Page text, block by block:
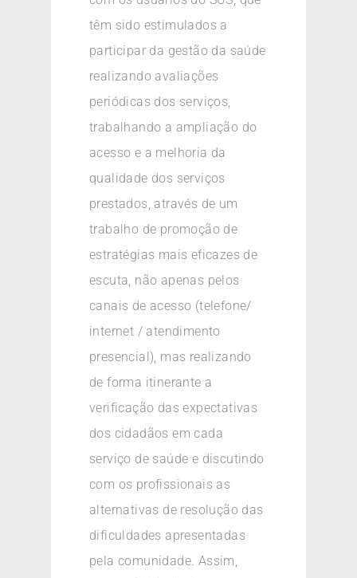
têm sido estimulados a
participar da gestão da saúde
realizando avaliações
periódicas dos serviços,
trabalhando a ampliação do
acesso e a melhoria da
qualidade dos serviços
prestados, através de um
trabalho de promoção de
estratégias mais eficazes de
escuta, não apenas pelos
canais de acesso (telefone/
internet / atendimento
presencial), mas realizando
de forma itinerante a
verificação das expectativas
dos cidadãos em cada
serviço de saúde e discutindo
com os profissionais as
alternativas de resolução das
dificuldades apresentadas
pela comunidade. Assim,